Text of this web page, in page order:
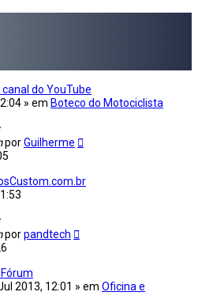
do YouTube
» em Boteco do Motociclista
porGuilherme
porpandtech
2013, 12:01 » em Oficina e